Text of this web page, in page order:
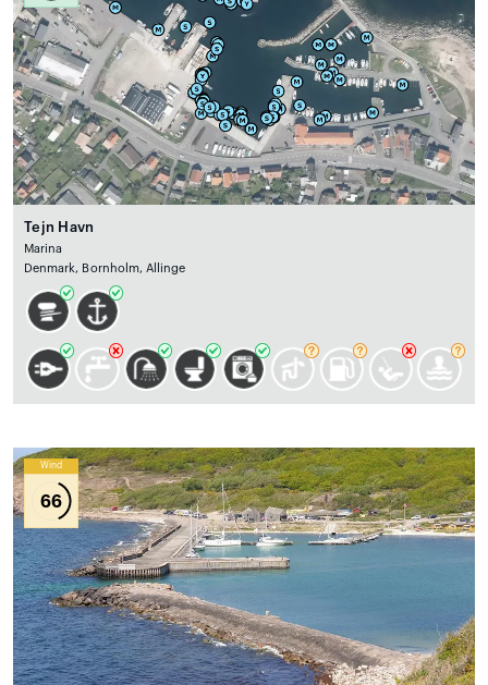
Tejn Havn
Marina
Denmark, Bornholm, Allinge
Wind
66